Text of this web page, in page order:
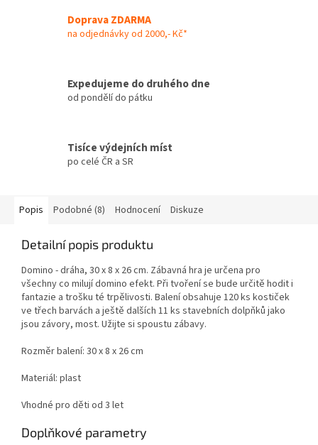
Doprava ZDARMA
na odjednávky od 2000,- Kč*
Expedujeme do druhého dne
od pondělí do pátku
Tisíce výdejních míst
po celé ČR a SR
Popis Podobné (8) Hodnocení Diskuze
Detailní popis produktu
Domino - dráha, 30 x 8 x 26 cm. Zábavná hra je určena pro
všechny co milují domino efekt. Při tvoření se bude určitě hodit i
fantazie a trošku té trpělivosti. Balení obsahuje 120 ks kostiček
ve třech barvách a ještě dalších 11 ks stavebních dolpňků jako
jsou závory, most. Užijte si spoustu zábavy.
Rozměr balení: 30 x 8 x 26 cm
Materiál: plast
Vhodné pro děti od 3 let
Doplňkové parametry